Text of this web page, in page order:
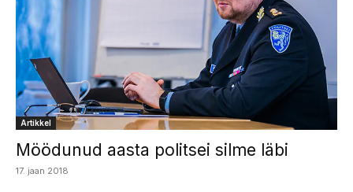
Artikkel
Möödunud aasta politsei silme läbi
17. jaan 2018